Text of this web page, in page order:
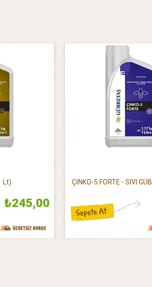
Lt)
₺245,00
ÇİNKO-5 FORTE - SIVI